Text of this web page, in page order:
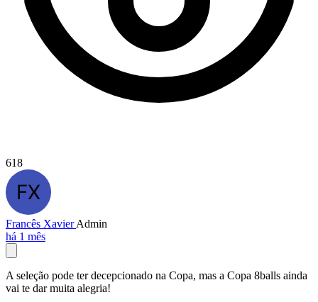
618
Francês XavierAdmin
há 1 mês
A seleção pode ter decepcionado na Copa, mas a Copa 8balls ainda
vai te dar muita alegria!